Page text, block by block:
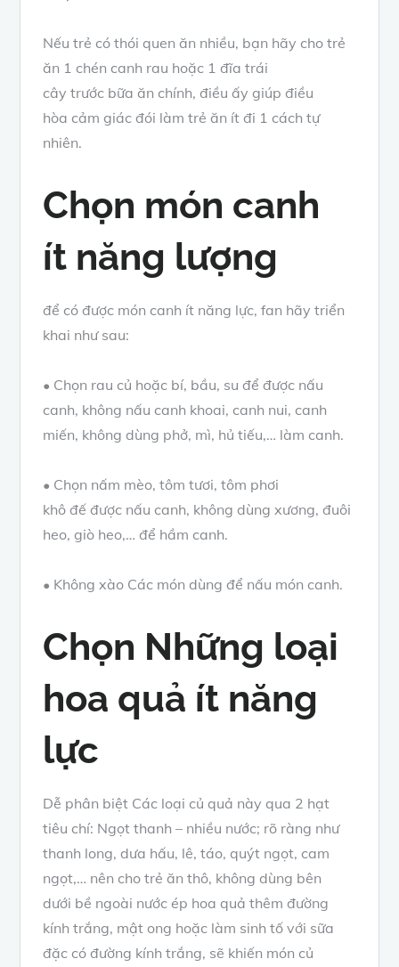
Nếu trẻ cóthói quen ăn nhiều, bạn hãy cho trẻ
ăn 1 chén canh rau hoặc 1 đĩatrái
cây trước bữa ăn chính,điều ấy giúp điều
hòa cảm giác đói làm trẻ ăn ít đi 1 cách tự
nhiên.
Chọn món canh
ít năng lượng
để có được món canh ít năng lực,fan hãytriển
khai như sau:
• Chọn rau củ hoặc bí, bầu, su đểđược nấu
canh, không nấu canh khoai, canh nui, canh
miến, không dùng phở, mì, hủ tiếu,… làm canh.
• Chọn nấm mèo, tôm tươi,tôm phơi
khô đếđược nấu canh, không dùng xương, đuôi
heo, giò heo,…để hầm canh.
• Không xào Các móndùng để nấu món canh.
Chọn Những loại
hoa quả ít năng
lực
Dễ phân biệt Các loại củ quả này qua 2 hạt
tiêu chí: Ngọt thanh – nhiều nước; rõ ràng như
thanh long, dưa hấu, lê, táo, quýt ngọt, cam
ngọt,… nên cho trẻ ăn thô, không dùng bên
dưới bề ngoài nước ép hoa quả thêmđường
kính trắng, mật ong hoặc làm sinh tố với sữa
đặc cóđường kính trắng, sẽ khiến món củ